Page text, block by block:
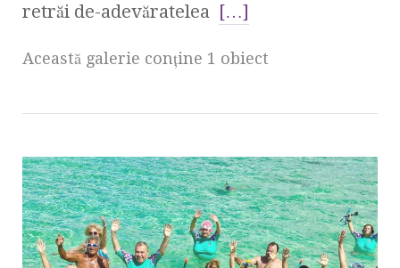
retrăi de-adevăratelea […]
Această galerie conţine 1 obiect